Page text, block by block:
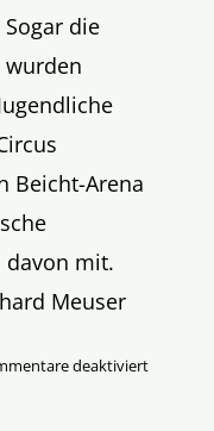
die
wurden
Beicht-Arena
davon mit.
Meuser
deaktiviertfür